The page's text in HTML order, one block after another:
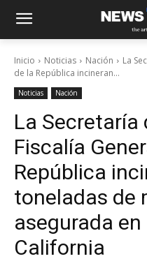
Inicio Noticias Nación
La
de la República incineran...
Noticias Nación
La Secretaría
Fiscalía
República
toneladas de
asegurada
California